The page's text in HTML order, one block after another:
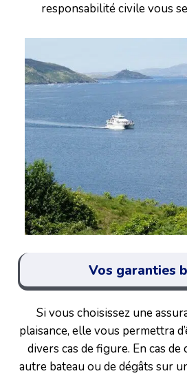
responsabilité civile vous
Vos garanties
Si vous choisissez une
plaisance, elle vous permettra
divers cas de figure. En cas
autre bateau ou de dégâts sur